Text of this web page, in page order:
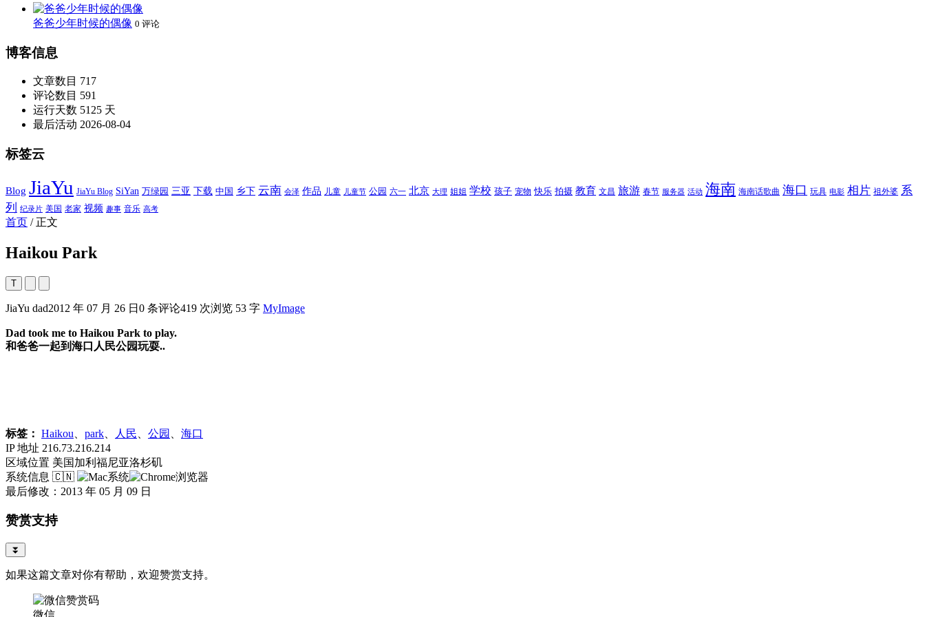
爸爸少年时候的偶像 0 评论
博客信息
文章数目 717
评论数目 591
运行天数 5125 天
最后活动 2026-08-04
标签云
Blog JiaYu JiaYu Blog SiYan 万绿园 三亚 下载 中国 乡下 云南 会泽 作品 儿童 儿童节 公园 六一 北京 大理 姐姐 学校 孩子 宠物 快乐 拍摄 教育 文昌 旅游 春节 服务器 活动 海南 海南话歌曲 海口 玩具 电影 相片 祖外婆 系
列
纪录片 美国 老家 视频 趣事 音乐 高考
首页 / 正文
Haikou Park
T
JiaYu dad2012 年 07 月 26 日 0 条评论419 次浏览 53 字 MyImage
Dad took me to Haikou Park to play.
和爸爸一起到海口人民公园玩耍..
标签： Haikou park 人民 公园
海口
IP 地址 216.73.216.214
区域位置 美国加利福尼亚洛杉矶
系统信息 🇨🇳
最后修改：2013 年 05 月 09 日
赞赏支持
⏬
如果这篇文章对你有帮助，欢迎赞赏支持。
微信